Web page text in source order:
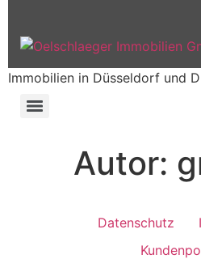
Immobilien in Düsseldorf und
Autor:
Datenschutz